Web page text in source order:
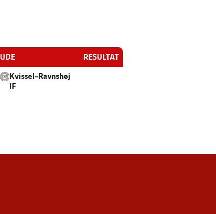
UDE RESULTAT
Kvissel-Ravnshøj
IF